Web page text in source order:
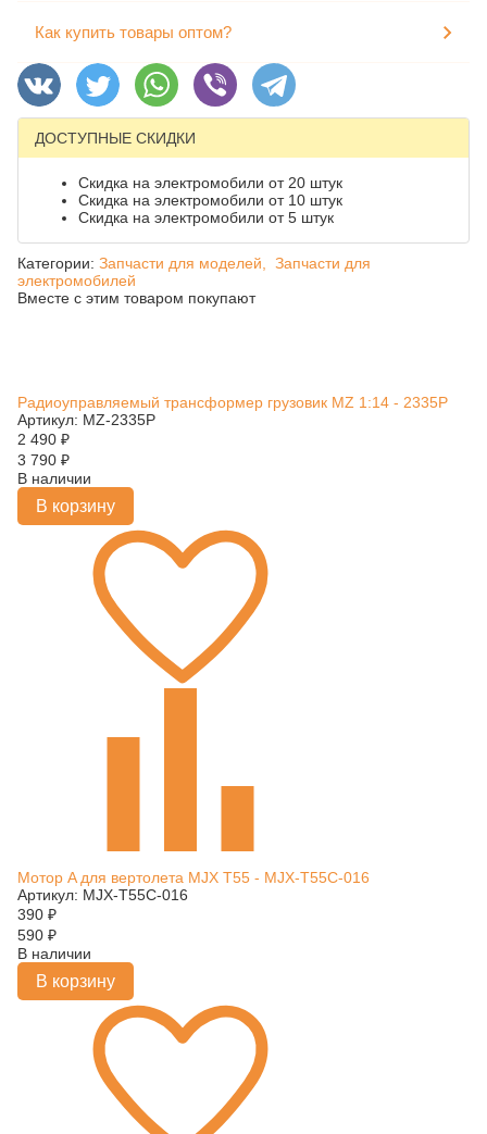
Как купить товары оптом?
ДОСТУПНЫЕ СКИДКИ
Скидка на электромобили от 20 штук
Скидка на электромобили от 10 штук
Скидка на электромобили от 5 штук
Категории: Запчасти для моделей,
Запчасти для
электромобилей
Вместе с этим товаром покупают
Радиоуправляемый трансформер грузовик MZ 1:14 - 2335P
Артикул: MZ-2335P
2 490 ₽
3 790 ₽
В наличии
В корзину
Мотор A для вертолета MJX T55 - MJX-T55C-016
Артикул: MJX-T55C-016
390 ₽
590 ₽
В наличии
В корзину